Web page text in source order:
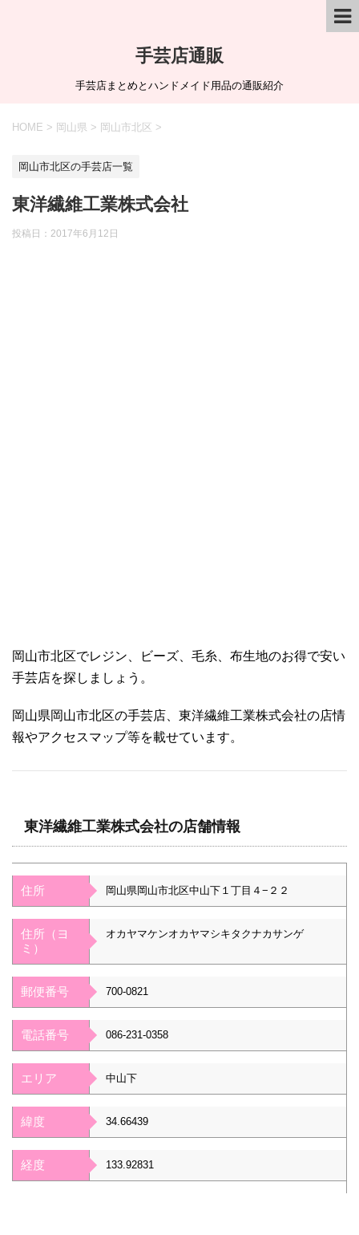
手芸店通販
手芸店まとめとハンドメイド用品の通販紹介
HOME > 岡山県 > 岡山市北区 >
岡山市北区の手芸店一覧
東洋繊維工業株式会社
投稿日： 2017年6月12日
岡山市北区でレジン、ビーズ、毛糸、布生地のお得で安い
手芸店を探しましょう。
岡山県岡山市北区の手芸店、東洋繊維工業株式会社の店情
報やアクセスマップ等を載せています。
東洋繊維工業株式会社の店舗情報
住所 岡山県岡山市北区中山下１丁目４−２２
住所（ヨ
ミ）
オカヤマケンオカヤマシキタクナカサンゲ
郵便番号 700-0821
電話番号 086-231-0358
エリア 中山下
緯度 34.66439
経度 133.92831